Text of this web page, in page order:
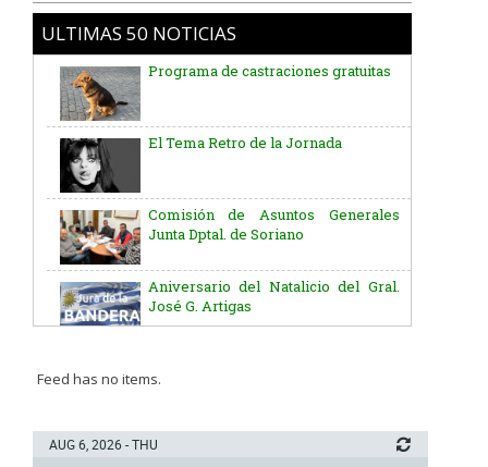
ULTIMAS 50 NOTICIAS
Programa de castraciones gratuitas
El Tema Retro de la Jornada
Comisión de Asuntos Generales
Junta Dptal. de Soriano
Aniversario del Natalicio del Gral.
José G. Artigas
Junta Dptal. de Soriano
Feed has no items.
AUG 6, 2026 - THU